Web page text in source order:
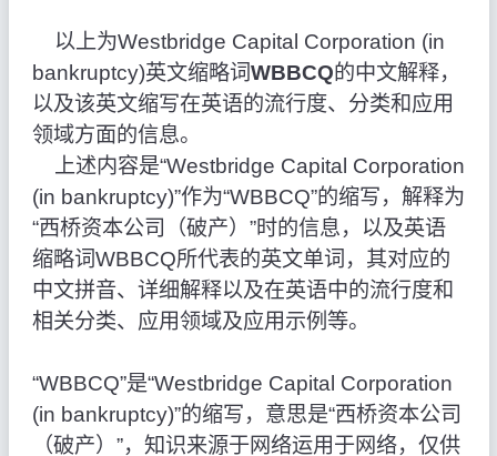
以上为Westbridge Capital Corporation (in
bankruptcy)英文缩略词WBBCQ的中文解释，
以及该英文缩写在英语的流行度、分类和应用
领域方面的信息。
上述内容是“Westbridge Capital Corporation
(in bankruptcy)”作为“WBBCQ”的缩写，解释为
“西桥资本公司（破产）”时的信息，以及英语
缩略词WBBCQ所代表的英文单词，其对应的
中文拼音、详细解释以及在英语中的流行度和
相关分类、应用领域及应用示例等。
“WBBCQ”是“Westbridge Capital Corporation
(in bankruptcy)”的缩写，意思是“西桥资本公司
（破产）”，知识来源于网络运用于网络，仅供